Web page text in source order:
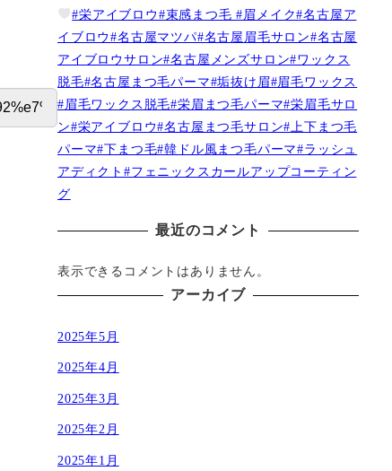
#栄アイブロウ#束感まつ毛 #眉メイク#名古屋ア
イブロウ#名古屋マツパ#名古屋眉毛サロン#名古屋
アイブロウサロン#名古屋メンズサロン#ワックス
脱毛#名古屋まつ毛パーマ#垢抜け眉#眉毛ワックス
#眉毛ワックス脱毛#栄眉まつ毛パーマ#栄眉毛サロ
ン#栄アイブロウ#名古屋まつ毛サロン#上下まつ毛
パーマ#下まつ毛#韓ドル風まつ毛パーマ#ラッシュ
アディクト#フェニックスカールアップコーティン
グ
最近のコメント
表示できるコメントはありません。
アーカイブ
2025年5月
2025年4月
2025年3月
2025年2月
2025年1月